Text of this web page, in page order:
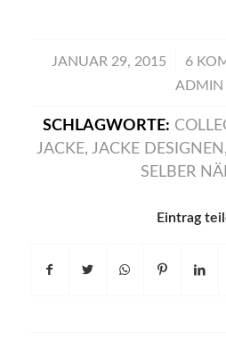
JANUAR 29, 2015
/ 6
ADMIN
SCHLAGWORTE:
JACKE, JACKE DESIGNEN ,
SELBER
Eintrag